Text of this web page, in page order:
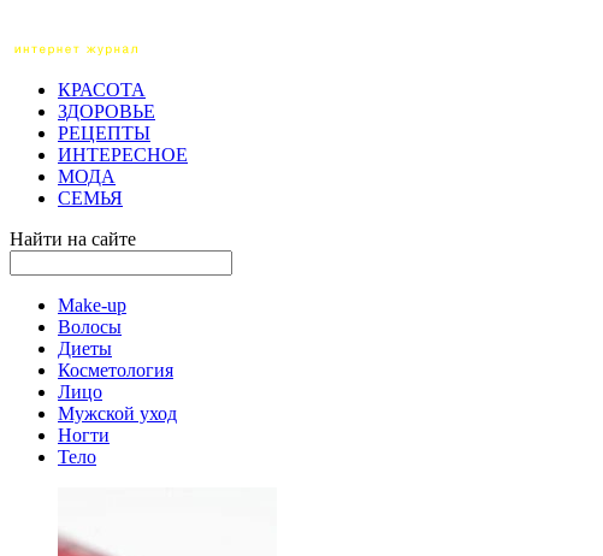
КРАСОТА
ЗДОРОВЬЕ
РЕЦЕПТЫ
ИНТЕРЕСНОЕ
МОДА
СЕМЬЯ
Найти на сайте
Make-up
Волосы
Диеты
Косметология
Лицо
Мужской уход
Ногти
Тело